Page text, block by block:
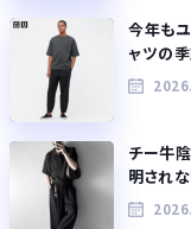
今年も
ャツの
チー牛
明され